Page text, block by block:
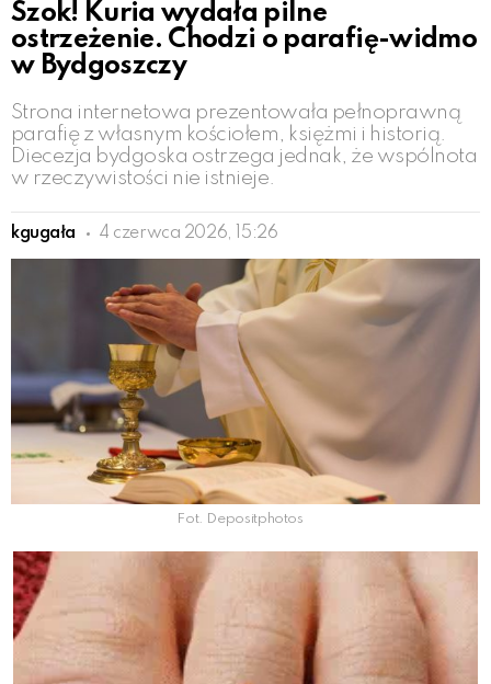
Szok! Kuria wydała pilne
ostrzeżenie. Chodzi o parafię-widmo
w Bydgoszczy
Strona internetowa prezentowała pełnoprawną
parafię z własnym kościołem, księżmi i historią.
Diecezja bydgoska ostrzega jednak, że wspólnota
w rzeczywistości nie istnieje.
kgugała 4 czerwca 2026, 15:26
Fot. Depositphotos